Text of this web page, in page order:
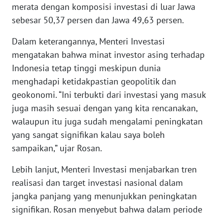
merata dengan komposisi investasi di luar Jawa
sebesar 50,37 persen dan Jawa 49,63 persen.
Dalam keterangannya, Menteri Investasi
mengatakan bahwa minat investor asing terhadap
Indonesia tetap tinggi meskipun dunia
menghadapi ketidakpastian geopolitik dan
geokonomi. “Ini terbukti dari investasi yang masuk
juga masih sesuai dengan yang kita rencanakan,
walaupun itu juga sudah mengalami peningkatan
yang sangat signifikan kalau saya boleh
sampaikan,” ujar Rosan.
Lebih lanjut, Menteri Investasi menjabarkan tren
realisasi dan target investasi nasional dalam
jangka panjang yang menunjukkan peningkatan
signifikan. Rosan menyebut bahwa dalam periode
JAKARTA
WN
JABAR
WN
BANTEN
WN
NTT
KEPRI
WN
PAPUA